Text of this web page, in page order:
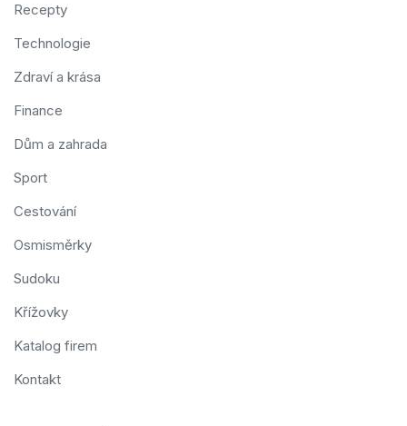
Recepty
Technologie
Zdraví a krása
Finance
Dům a zahrada
Sport
Cestování
Osmisměrky
Sudoku
Křížovky
Katalog firem
Kontakt